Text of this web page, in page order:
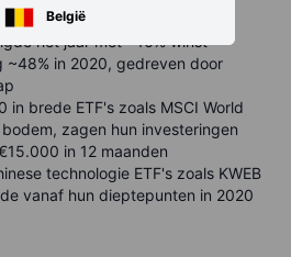
België
het volledig hersteld
het jaar met ~16% winst
~48% in 2020, gedreven door
in brede ETF's zoals MSCI World
zagen hun investeringen
in 12 maanden
technologie ETF's zoals KWEB
vanaf hun dieptepunten in 2020